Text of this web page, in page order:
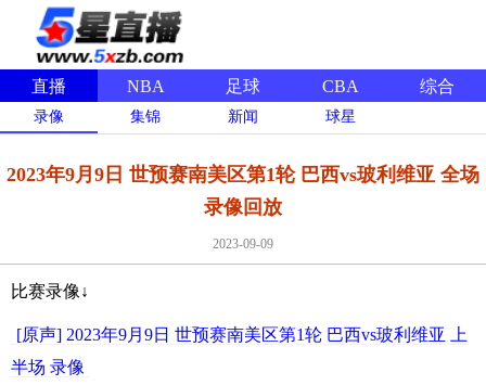
直播 NBA 足球 CBA 综合
录像 集锦 新闻 球星
2023年9月9日 世预赛南美区第1轮 巴西vs玻利维亚 全场
录像回放
2023-09-09
比赛录像↓
[原声] 2023年9月9日 世预赛南美区第1轮 巴西vs玻利维亚 上
半场 录像